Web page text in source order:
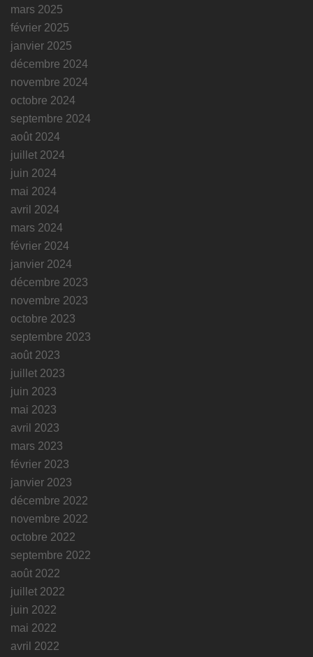
mars 2025
février 2025
janvier 2025
décembre 2024
novembre 2024
octobre 2024
septembre 2024
août 2024
juillet 2024
juin 2024
mai 2024
avril 2024
mars 2024
février 2024
janvier 2024
décembre 2023
novembre 2023
octobre 2023
septembre 2023
août 2023
juillet 2023
juin 2023
mai 2023
avril 2023
mars 2023
février 2023
janvier 2023
décembre 2022
novembre 2022
octobre 2022
septembre 2022
août 2022
juillet 2022
juin 2022
mai 2022
avril 2022